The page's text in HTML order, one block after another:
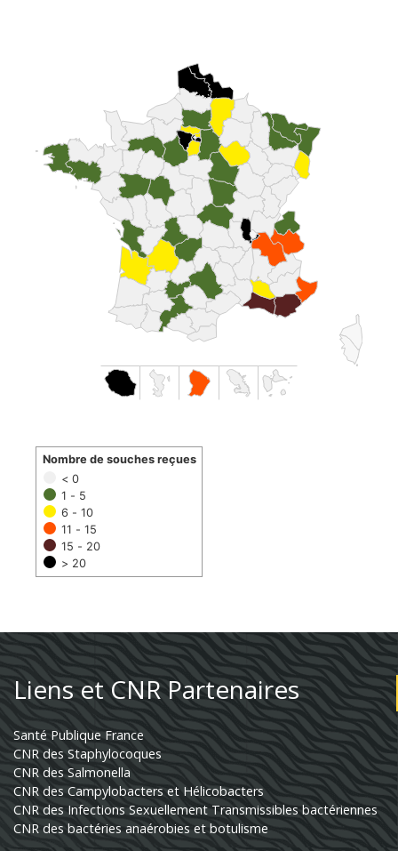
< 0
1 - 5
6 - 10
11 - 15
15 - 20
> 20
Nombre de souches reçues
Liens et CNR Partenaires
Santé Publique France
CNR des Staphylocoques
CNR des Salmonella
CNR des Campylobacters et Hélicobacters
CNR des Infections Sexuellement Transmissibles bactériennes
CNR des bactéries anaérobies et botulisme